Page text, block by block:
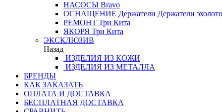
НАСОСЫ Bravo
ОСНАЩЕНИЕ Держатели Держатели
РЕМОНТ Три Кита
ЯКОРЯ Три Кита
ЭКСКЛЮЗИВ
Назад
ИЗДЕЛИЯ ИЗ КОЖИ
ИЗДЕЛИЯ ИЗ МЕТАЛЛА
БРЕНДЫ
КАК ЗАКАЗАТЬ
ОПЛАТА И ДОСТАВКА
БЕСПЛАТНАЯ ДОСТАВКА